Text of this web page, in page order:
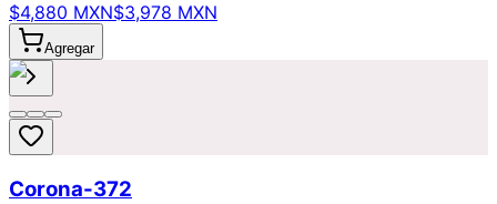
$4,880 MXN$3,978 MXN
Agregar
Corona-372